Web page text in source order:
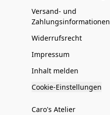
Versand- und
Zahlungsinformationen
Widerrufsrecht
Impressum
Inhalt melden
Cookie-Einstellungen
Caro's Atelier